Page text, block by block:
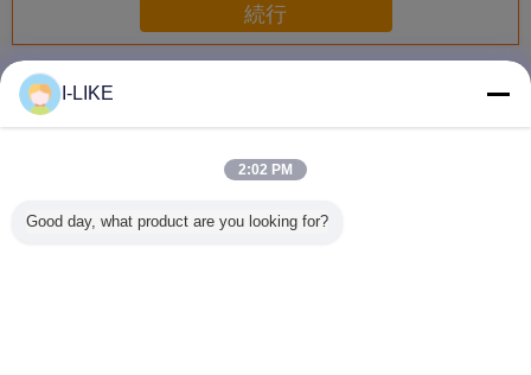
続行
多くスプレーのペンキ
衝撃耐性 快速乾燥
金属やプラスチッ
防水 2k エアゾー
ル スプレー ペイ
I-LIKE
2:02 PM
Good day, what product are you looking for?